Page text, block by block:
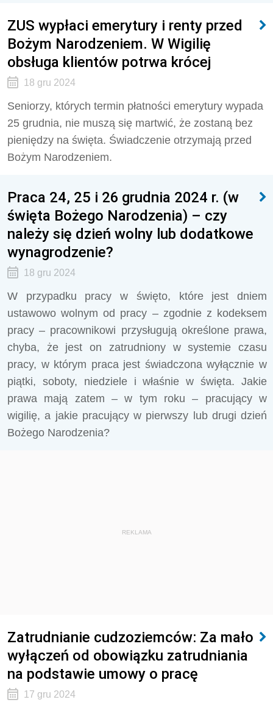
ZUS wypłaci emerytury i renty przed
Bożym Narodzeniem. W Wigilię
obsługa klientów potrwa krócej
18 gru 2024
Seniorzy, których termin płatności emerytury wypada
25 grudnia, nie muszą się martwić, że zostaną bez
pieniędzy na święta. Świadczenie otrzymają przed
Bożym Narodzeniem.
Praca 24, 25 i 26 grudnia 2024 r. (w
święta Bożego Narodzenia) – czy
należy się dzień wolny lub dodatkowe
wynagrodzenie?
18 gru 2024
W przypadku pracy w święto, które jest dniem
ustawowo wolnym od pracy – zgodnie z kodeksem
pracy – pracownikowi przysługują określone prawa,
chyba, że jest on zatrudniony w systemie czasu
pracy, w którym praca jest świadczona wyłącznie w
piątki, soboty, niedziele i właśnie w święta. Jakie
prawa mają zatem – w tym roku – pracujący w
wigilię, a jakie pracujący w pierwszy lub drugi dzień
Bożego Narodzenia?
REKLAMA
Zatrudnianie cudzoziemców: Za mało
wyłączeń od obowiązku zatrudniania
na podstawie umowy o pracę
17 gru 2024